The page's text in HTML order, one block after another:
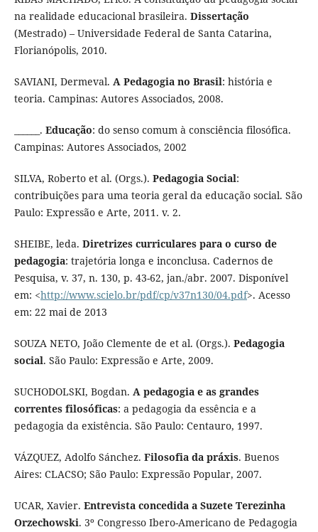
na realidade educacional brasileira. Dissertação
(Mestrado) – Universidade Federal de Santa Catarina,
Florianópolis, 2010.
SAVIANI, Dermeval. A Pedagogia no Brasil: história e
teoria. Campinas: Autores Associados, 2008.
______. Educação: do senso comum à consciência filosófica.
Campinas: Autores Associados, 2002
SILVA, Roberto et al. (Orgs.). Pedagogia Social:
contribuições para uma teoria geral da educação social. São
Paulo: Expressão e Arte, 2011. v. 2.
SHEIBE, leda. Diretrizes curriculares para o curso de
pedagogia: trajetória longa e inconclusa. Cadernos de
Pesquisa, v. 37, n. 130, p. 43-62, jan./abr. 2007. Disponível
em: <http://www.scielo.br/pdf/cp/v37n130/04.pdf>. Acesso
em: 22 mai de 2013
SOUZA NETO, João Clemente de et al. (Orgs.). Pedagogia
social. São Paulo: Expressão e Arte, 2009.
SUCHODOLSKI, Bogdan. A pedagogia e as grandes
correntes filosóficas: a pedagogia da essência e a
pedagogia da existência. São Paulo: Centauro, 1997.
VÁZQUEZ, Adolfo Sánchez. Filosofia da práxis. Buenos
Aires: CLACSO; São Paulo: Expressão Popular, 2007.
UCAR, Xavier. Entrevista concedida a Suzete Terezinha
Orzechowski. 3º Congresso Ibero-Americano de Pedagogia